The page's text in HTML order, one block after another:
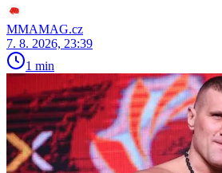
MMAMAG.cz
7. 8. 2026, 23:39
1 min